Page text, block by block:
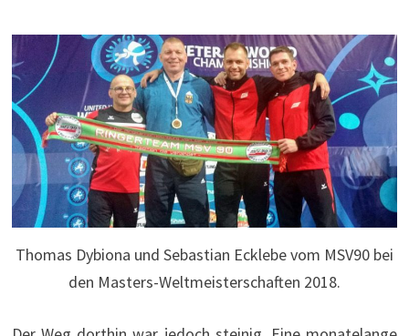
Thomas Dybiona und Sebastian Ecklebe vom MSV90 bei
den Masters-Weltmeisterschaften 2018.